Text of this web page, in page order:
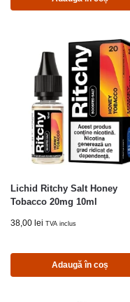
Lichid Ritchy Salt Honey
Tobacco 20mg 10ml
38,00 lei TVA inclus
Adaugă în coș